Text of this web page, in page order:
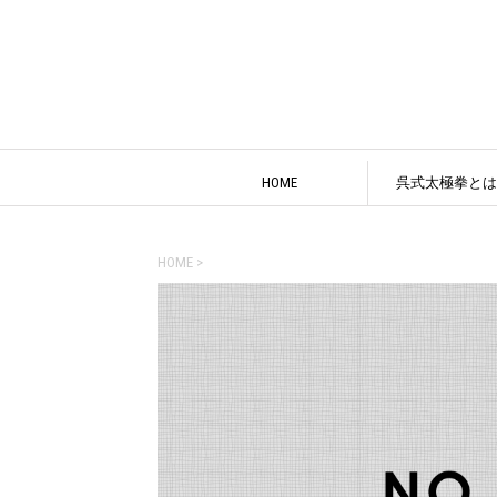
HOME 呉式太極拳と
HOME >